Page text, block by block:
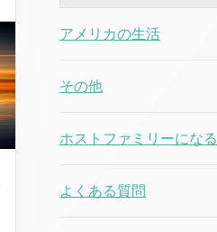
アメリカの生活
その他
ホストファミリーになる
よくある質問